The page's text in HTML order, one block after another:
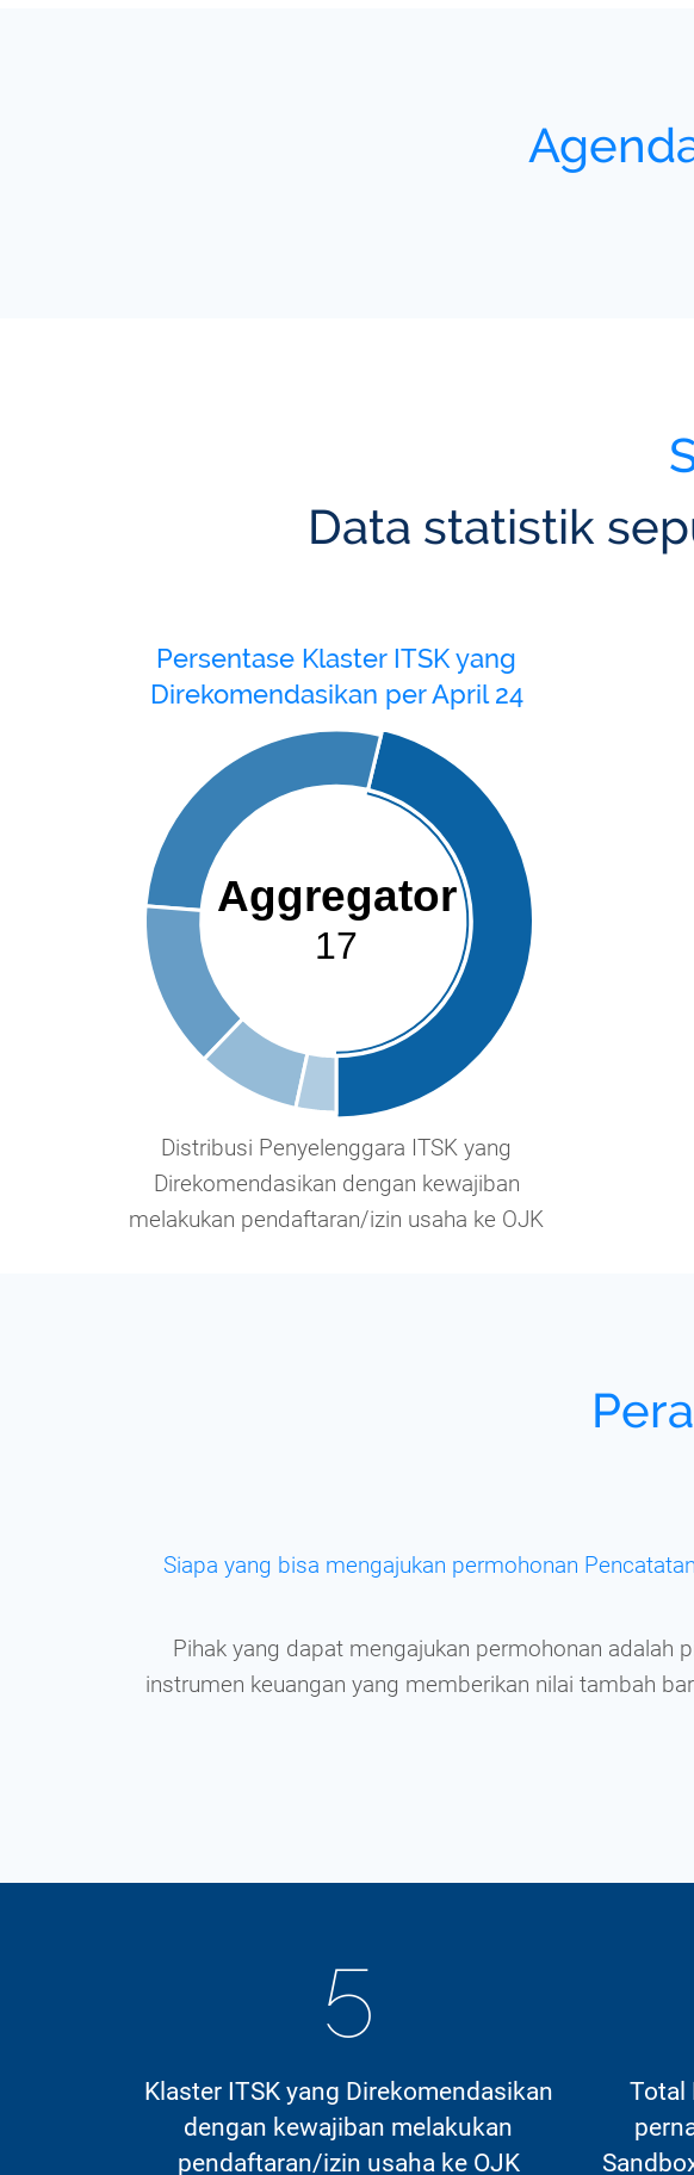
Data statistik
Persentase Klaster ITSK yang
Direkomendasikan per April 24
Aggregator
17
Distribusi Penyelenggara ITSK yang
Direkomendasikan dengan kewajiban
melakukan pendaftaran/izin usaha ke OJK
Siapa yang bisa mengajukan permohonan
Pihak yang dapat mengajukan permohonan adalah
instrumen keuangan yang memberikan nilai tambah
5
Klaster ITSK yang Direkomendasikan
dengan kewajiban melakukan
pendaftaran/izin usaha ke OJK
Total